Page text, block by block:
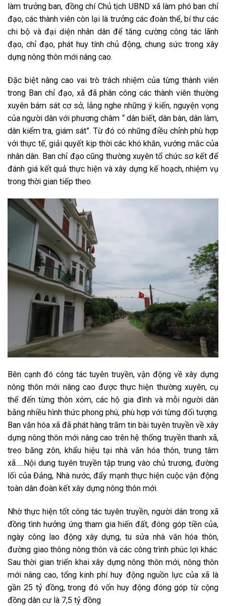
làm trưởng ban, đồng chí Chủ tịch UBND xã làm phó ban chỉ
đạo, các thành viên còn lại là trưởng các đoàn thể, bí thư các
chi bộ và đại diện nhân dân để tăng cường công tác lãnh
đạo, chỉ đạo, phát huy tính chủ động, chung sức trong xây
dựng nông thôn mới nâng cao.
Đặc biệt nâng cao vai trò trách nhiệm của từng thành viên
trong Ban chỉ đạo, xã đã phân công các thành viên thường
xuyên bám sát cơ sở, lắng nghe những ý kiến, nguyện vọng
của người dân với phương châm “ dân biết, dân bàn, dân làm,
dân kiểm tra, giám sát”. Từ đó có những điều chỉnh phù hợp
với thực tế, giải quyết kịp thời các khó khăn, vướng mắc của
nhân dân. Ban chỉ đạo cũng thường xuyên tổ chức sơ kết để
đánh giá kết quả thực hiện và xây dựng kế hoạch, nhiệm vụ
trong thời gian tiếp theo.
Bên cạnh đó công tác tuyên truyền, vận động về xây dựng
nông thôn mới nâng cao được thực hiện thường xuyên, cụ
thể đến từng thôn xóm, các hộ gia đình và mỗi người dân
bằng nhiều hình thức phong phú, phù hợp với từng đối tượng.
Ban văn hóa xã đã phát hàng trăm tin bài tuyên truyền về xây
dựng nông thôn mới nâng cao trên hệ thống truyền thanh xã,
treo băng zôn, khẩu hiệu tại nhà văn hóa thôn, trung tâm
xã…..Nội dung tuyên truyền tập trung vào chủ trương, đường
lối của Đảng, Nhà nước, đẩy mạnh thực hiện cuộc vận động
toàn dân đoàn kết xây dựng nông thôn mới.
Nhờ thực hiện tốt công tác tuyên truyền, người dân trong xã
đồng tình hưởng ứng tham gia hiến đất, đóng góp tiền của,
ngày công lao động xây dựng, tu sửa nhà văn hóa thôn,
đường giao thông nông thôn và các công trình phúc lợi khác.
Sau thời gian triển khai xây dựng nông thôn mới, nông thôn
mới nâng cao, tổng kinh phí huy động nguồn lực của xã là
gần 25 tỷ đồng, trong đó vốn huy động đóng góp từ cộng
đồng dân cư là 7,5 tỷ đồng